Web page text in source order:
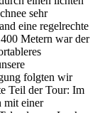
sehr
eine regelrechte
Metern war der
folgten wir
Teil der Tour: Im
mit einer